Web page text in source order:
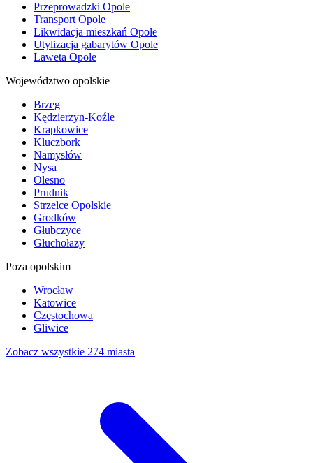
Przeprowadzki Opole
Transport Opole
Likwidacja mieszkań Opole
Utylizacja gabarytów Opole
Laweta Opole
Województwo opolskie
Brzeg
Kędzierzyn-Koźle
Krapkowice
Kluczbork
Namysłów
Nysa
Olesno
Prudnik
Strzelce Opolskie
Grodków
Głubczyce
Głuchołazy
Poza opolskim
Wrocław
Katowice
Częstochowa
Gliwice
Zobacz wszystkie 274 miasta